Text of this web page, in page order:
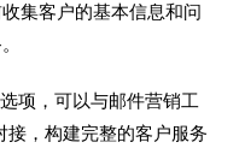
集客户的基本信息和问
项，可以与邮件营销工
，构建完整的客户服务